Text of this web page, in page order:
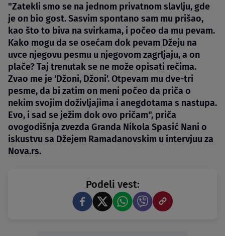
"Zatekli smo se na jednom privatnom slavlju, gde
je on bio gost. Sasvim spontano sam mu prišao,
kao što to biva na svirkama, i počeo da mu pevam.
Kako mogu da se osećam dok pevam Džeju na
uvce njegovu pesmu u njegovom zagrljaju, a on
plače? Taj trenutak se ne može opisati rečima.
Zvao me je 'Džoni, Džoni'. Otpevam mu dve-tri
pesme, da bi zatim on meni počeo da priča o
nekim svojim doživljajima i anegdotama s nastupa.
Evo, i sad se ježim dok ovo pričam", priča
ovogodišnja zvezda Granda Nikola Spasić Nani o
iskustvu sa Džejem Ramadanovskim u intervjuu za
Nova.rs.
Podeli vest: